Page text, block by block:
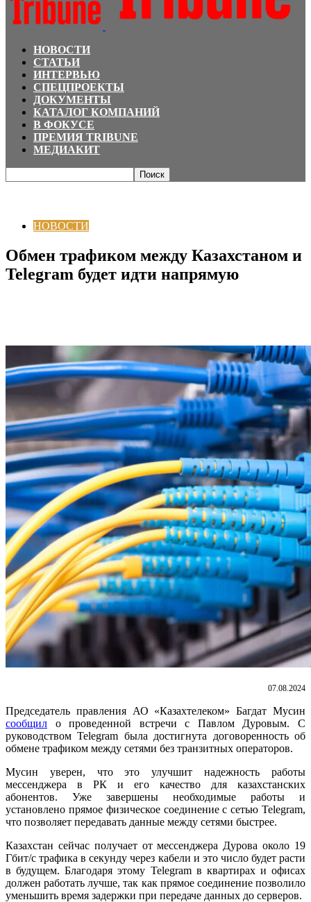
НОВОСТИ
СТАТЬИ
ИНТЕРВЬЮ
СПЕЦПРОЕКТЫ
ДОКУМЕНТЫ
КАТАЛОГ КОМПАНИЙ
В ФОКУСЕ
ПРЕМИЯ TRIBUNE
МЕДИАКИТ
НОВОСТИ
Обмен трафиком между Казахстаном и
Telegram будет идти напрямую
07.08.2024
Председатель правления АО «Казахтелеком» Багдат Мусин
сообщил о проведенной встречи с Павлом Дуровым. С
руководством Telegram была достигнута договоренность об
обмене трафиком между сетями без транзитных операторов.
Мусин уверен, что это улучшит надежность работы
мессенджера в РК и его качество для казахстанских
абонентов. Уже завершены необходимые работы и
установлено прямое физическое соединение с сетью Telegram,
что позволяет передавать данные между сетями быстрее.
Казахстан сейчас получает от мессенджера Дурова около 19
Гбит/с трафика в секунду через кабели и это число будет расти
в будущем. Благодаря этому Telegram в квартирах и офисах
должен работать лучше, так как прямое соединение позволило
уменьшить время задержки при передаче данных до серверов.